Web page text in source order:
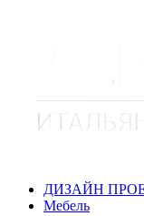
ДИЗАЙН
Мебель